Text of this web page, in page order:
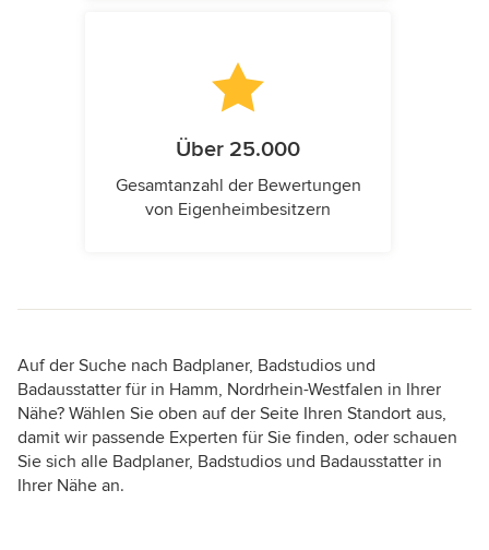
Über 25.000
Gesamtanzahl der Bewertungen
von Eigenheimbesitzern
Auf der Suche nach Badplaner, Badstudios und
Badausstatter für in Hamm, Nordrhein-Westfalen in Ihrer
Nähe? Wählen Sie oben auf der Seite Ihren Standort aus,
damit wir passende Experten für Sie finden, oder schauen
Sie sich alle Badplaner, Badstudios und Badausstatter in
Ihrer Nähe an.